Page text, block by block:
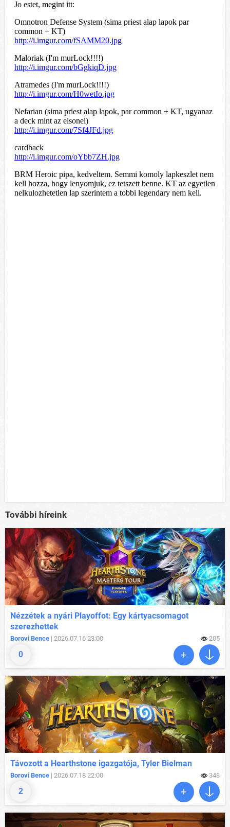
További híreink
0
Nézzétek a nyári Playoffot: Egy kártyacsomagot
szerezhettek
Borovi Bence | 2026.07.16 23:00 205
2
Távozott a Hearthstone igazgatója, Tyler Bielman
Borovi Bence | 2026.07.18 22:00 348